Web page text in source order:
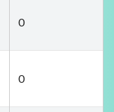
0
0